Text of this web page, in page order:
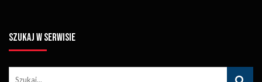
SZUKAJ W SERWISIE